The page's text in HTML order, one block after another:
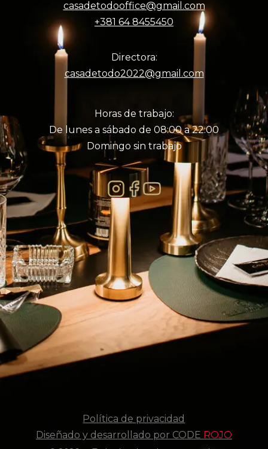
casadetodooffice@gmail.com
+381 64 8455450
Directora:
casadetodo2022@gmail.com
Horas de trabajo:
De lunes a sábado de 08:00 a 22:00
Domingo sin trabajo
Diseñado y desarrollado por CODE ROJO
Política de privacidad